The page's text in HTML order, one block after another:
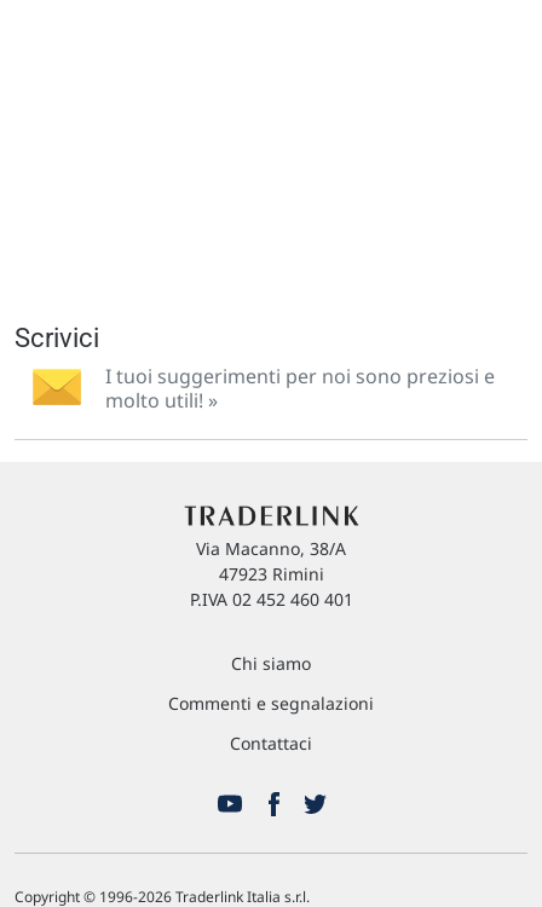
Scrivici
I tuoi suggerimenti per noi sono preziosi e
molto utili! »
Via Macanno, 38/A
47923 Rimini
P.IVA 02 452 460 401
Chi siamo
Commenti e segnalazioni
Contattaci
Copyright © 1996-2026 Traderlink Italia s.r.l.